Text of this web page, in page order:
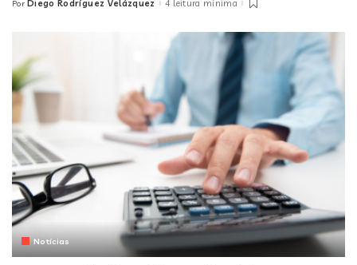
Posted
Por Diego Rodríguez Velázquez 4 leitura mínima
Notícias